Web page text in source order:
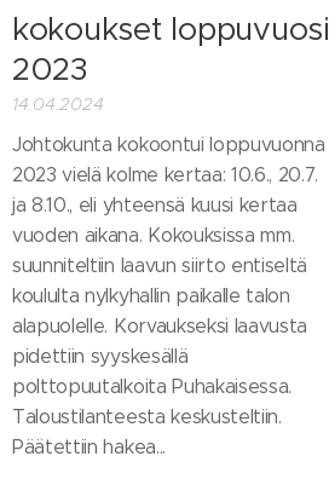
kokoukset loppuvuosi
2023
14.04.2024
Johtokunta kokoontui loppuvuonna
2023 vielä kolme kertaa: 10.6., 20.7.
ja 8.10., eli yhteensä kuusi kertaa
vuoden aikana. Kokouksissa mm.
suunniteltiin laavun siirto entiseltä
koululta nylkyhallin paikalle talon
alapuolelle. Korvaukseksi laavusta
pidettiin syyskesällä
polttopuutalkoita Puhakaisessa.
Taloustilanteesta keskusteltiin.
Päätettiin hakea...